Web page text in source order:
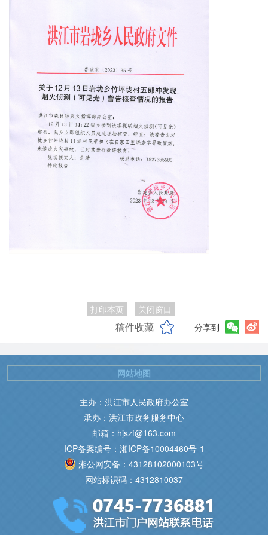
打印本页 关闭窗口
稿件收藏 分享到
主办：洪江市人民政府办公室
承办：洪江市政务服务中心
邮箱：hjszf@163.com
ICP备案编号：湘ICP备10004460号-1
湘公网安备：43128102000103号
网站标识码：4312810037
网站地图